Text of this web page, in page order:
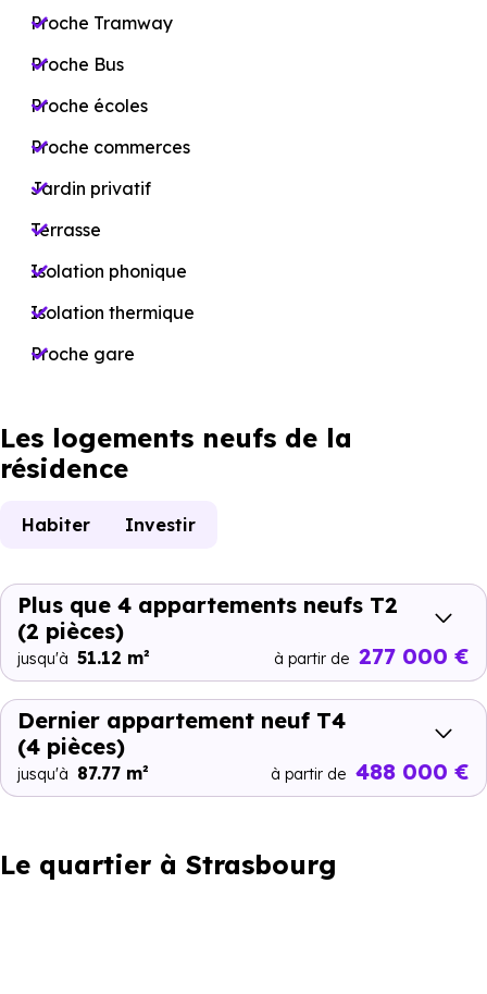
Proche Tramway
Proche Bus
Proche écoles
Proche commerces
Jardin privatif
Terrasse
Isolation phonique
Isolation thermique
Proche gare
Les logements neufs de la
résidence
Habiter Investir
Plus que 4 appartements neufs T2
(2 pièces)
jusqu'à 51.12 m² à partir de 277 000 €
Dernier appartement neuf T4
(4 pièces)
jusqu'à 87.77 m² à partir de 488 000 €
Le quartier à Strasbourg